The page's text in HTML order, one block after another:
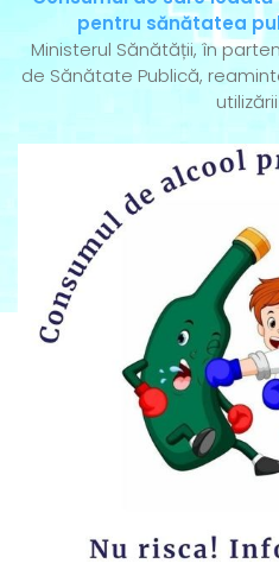
pentru sănătatea
Ministerul Sănătății, în
de Sănătate Publică,